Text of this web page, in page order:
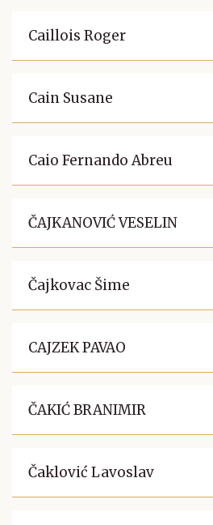
Caillois Roger
Cain Susane
Caio Fernando Abreu
ČAJKANOVIĆ VESELIN
Čajkovac Šime
CAJZEK PAVAO
ČAKIĆ BRANIMIR
Čaklović Lavoslav